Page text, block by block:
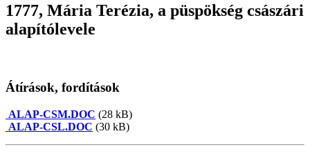
1777, Mária Terézia, a püspökség császári
alapítólevele
Átírások, fordítások
ALAP-CSM.DOC (28 kB)
ALAP-CSL.DOC (30 kB)